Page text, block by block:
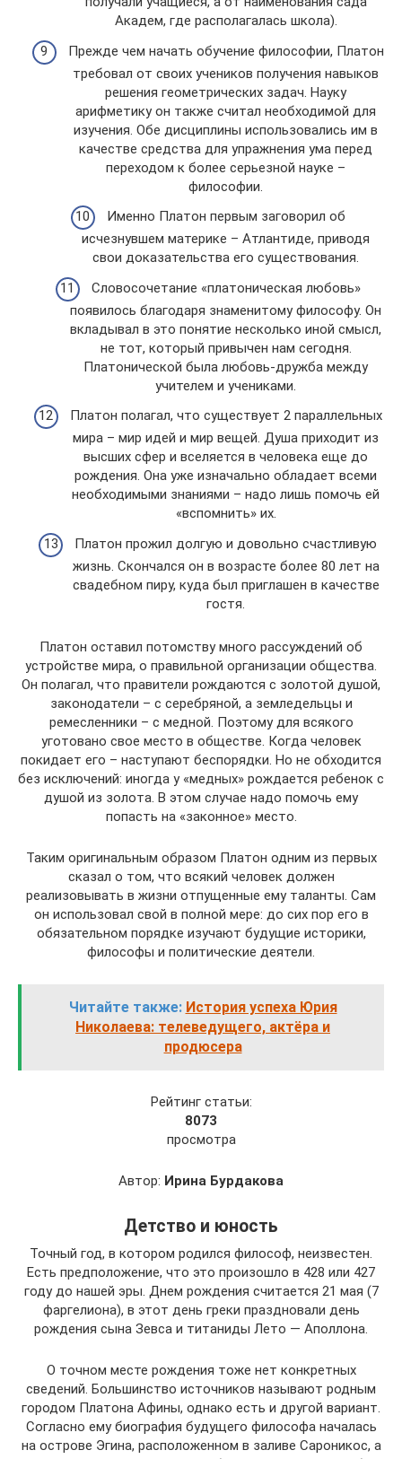
Академ, где располагалась школа).
Прежде чем начать обучение философии, Платон
требовал от своих учеников получения навыков
решения геометрических задач. Науку
арифметику он также считал необходимой для
изучения. Обе дисциплины использовались им в
качестве средства для упражнения ума перед
переходом к более серьезной науке –
философии.
Именно Платон первым заговорил об
исчезнувшем материке – Атлантиде, приводя
свои доказательства его существования.
Словосочетание «платоническая любовь»
появилось благодаря знаменитому философу. Он
вкладывал в это понятие несколько иной смысл,
не тот, который привычен нам сегодня.
Платонической была любовь-дружба между
учителем и учениками.
Платон полагал, что существует 2 параллельных
мира – мир идей и мир вещей. Душа приходит из
высших сфер и вселяется в человека еще до
рождения. Она уже изначально обладает всеми
необходимыми знаниями – надо лишь помочь ей
«вспомнить» их.
Платон прожил долгую и довольно счастливую
жизнь. Скончался он в возрасте более 80 лет на
свадебном пиру, куда был приглашен в качестве
гостя.
Платон оставил потомству много рассуждений об
устройстве мира, о правильной организации общества.
Он полагал, что правители рождаются с золотой душой,
законодатели – с серебряной, а земледельцы и
ремесленники – с медной. Поэтому для всякого
уготовано свое место в обществе. Когда человек
покидает его – наступают беспорядки. Но не обходится
без исключений: иногда у «медных» рождается ребенок с
душой из золота. В этом случае надо помочь ему
попасть на «законное» место.
Таким оригинальным образом Платон одним из первых
сказал о том, что всякий человек должен
реализовывать в жизни отпущенные ему таланты. Сам
он использовал свой в полной мере: до сих пор его в
обязательном порядке изучают будущие историки,
философы и политические деятели.
Читайте также: История успеха Юрия
Николаева: телеведущего, актёра и
продюсера
Рейтинг статьи:
8073
просмотра
Автор: Ирина Бурдакова
Детство и юность
Точный год, в котором родился философ, неизвестен.
Есть предположение, что это произошло в 428 или 427
году до нашей эры. Днем рождения считается 21 мая (7
фаргелиона), в этот день греки праздновали день
рождения сына Зевса и титаниды Лето — Аполлона.
О точном месте рождения тоже нет конкретных
сведений. Большинство источников называют родным
городом Платона Афины, однако есть и другой вариант.
Согласно ему биография будущего философа началась
на острове Эгина, расположенном в заливе Сароникос, а